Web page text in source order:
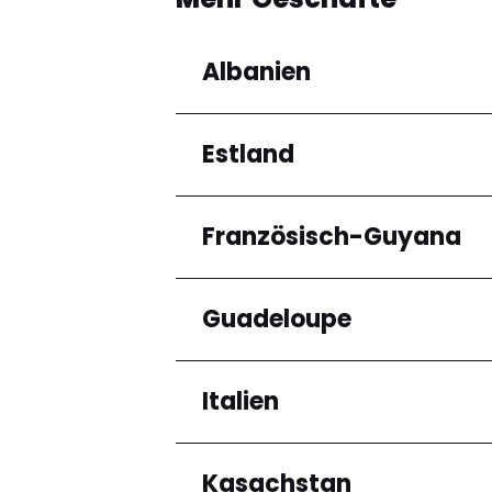
Albanien
Regionen
Qarku i Tiranës
Estland
Regionen
Harju maakond
Französisch-Guyana
Regionen
Arrondissement de
Guadeloupe
Regionen
Grande-Terre
Italien
Regionen
Kasachstan